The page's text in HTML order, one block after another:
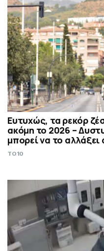
Ευτυχώς, τα ρεκόρ
ακόμη το 2026 –
μπορεί να το αλλάξει
TO10